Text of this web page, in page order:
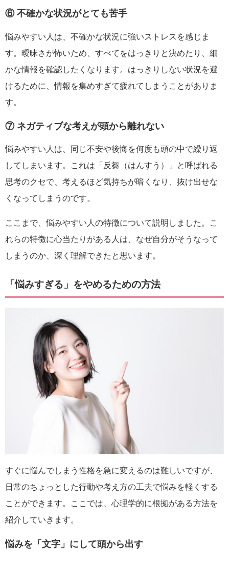
⑥ 不確かな状況がとても苦手
悩みやすい人は、不確かな状況に強いストレスを感じま
す。曖昧さが怖いため、すべてをはっきりと決めたり、細
かな情報を確認したくなります。はっきりしない状況を避
けるために、情報を集めすぎて疲れてしまうことがありま
す。
⑦ ネガティブな考えが頭から離れない
悩みやすい人は、同じ不安や後悔を何度も頭の中で繰り返
してしまいます。これは「反芻（はんすう）」と呼ばれる
思考のクセで、考えるほど気持ちが暗くなり、抜け出せな
くなってしまうのです。
ここまで、悩みやすい人の特徴について説明しました。こ
れらの特徴に心当たりがある人は、なぜ自分がそうなって
しまうのか、深く理解できたと思います。
「悩みすぎる」をやめるための方法
すぐに悩んでしまう性格を急に変えるのは難しいですが、
日常のちょっとした行動や考え方の工夫で悩みを軽くする
ことができます。ここでは、心理学的に根拠がある方法を
紹介していきます。
悩みを「文字」にして頭から出す